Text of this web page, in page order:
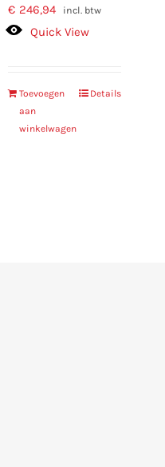
Oorspronkelijke
prijs
€ 246,94 Huidige
prijs
incl. btw
Quick View
Toevoegen
aan
winkelwagen
Details